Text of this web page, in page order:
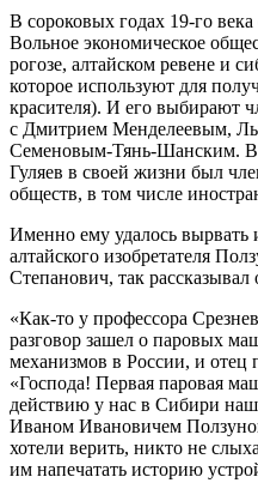
В сороковых годах 19-го
Вольное экономическое
рогозе, алтайском ревене и
которое используют для
красителя). И его выбирают
с Дмитрием Менделеевым,
Семеновым-Тянь-Шанским.
Гуляев в своей жизни был
обществ, в том числе
Именно ему удалось вырвать
алтайского изобретателя
Степанович, так рассказывал
«Как-то у профессора
разговор зашел о паровых
механизмов в России, и отец
«Господа! Первая паровая
действию у нас в Сибири
Иваном Ивановичем
хотели верить, никто не
им напечатать историю